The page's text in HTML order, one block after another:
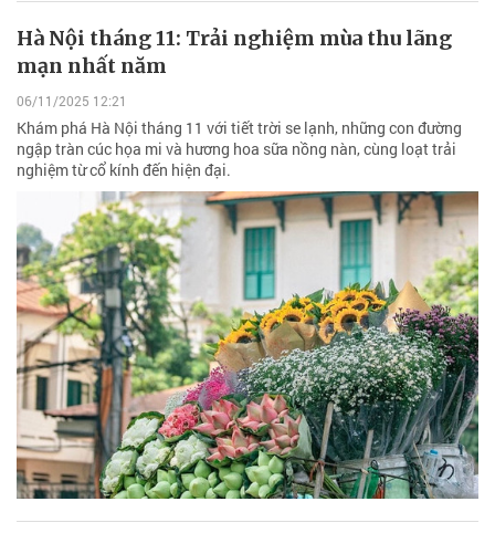
Hà Nội tháng 11: Trải nghiệm mùa thu lãng
mạn nhất năm
06/11/2025 12:21
Khám phá Hà Nội tháng 11 với tiết trời se lạnh, những con đường
ngập tràn cúc họa mi và hương hoa sữa nồng nàn, cùng loạt trải
nghiệm từ cổ kính đến hiện đại.